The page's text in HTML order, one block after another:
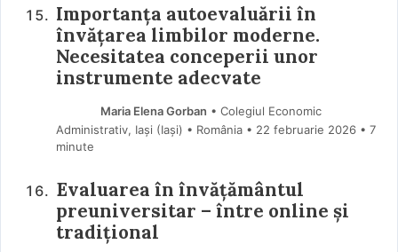
Importanța autoevaluării în
învățarea limbilor moderne.
Necesitatea conceperii unor
instrumente adecvate
Maria Elena Gorban • Colegiul Economic
Administrativ, Iași (Iaşi) • România
22 februarie 2026 • 7
minute
Evaluarea în învățământul
preuniversitar – între online și
tradițional